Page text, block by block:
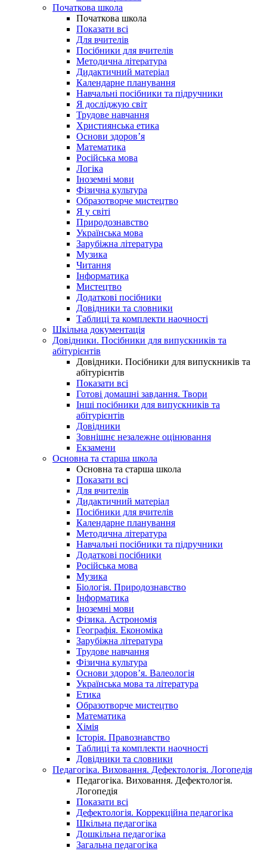
Початкова школа
Початкова школа
Показати всі
Для вчителів
Посібники для вчителів
Методична література
Дидактичний матеріал
Календарне планування
Навчальні посібники та підручники
Я досліджую світ
Трудове навчання
Християнська етика
Основи здоров’я
Математика
Російська мова
Логіка
Іноземні мови
Фізична культура
Образотворче мистецтво
Я у світі
Природознавство
Українська мова
Зарубіжна література
Музика
Читання
Інформатика
Мистецтво
Додаткові посібники
Довідники та словники
Таблиці та комплекти наочності
Шкільна документація
Довідники. Посібники для випускників та
абітурієнтів
Довідники. Посібники для випускників та
абітурієнтів
Показати всі
Готові домашні завдання. Твори
Інші посібники для випускників та
абітурієнтів
Довідники
Зовнішнє незалежне оцінювання
Екзамени
Основна та старша школа
Основна та старша школа
Показати всі
Для вчителів
Дидактичний матеріал
Посібники для вчителів
Календарне планування
Методична література
Навчальні посібники та підручники
Додаткові посібники
Російська мова
Музика
Біологія. Природознавство
Інформатика
Іноземні мови
Фізика. Астрономія
Географія. Економіка
Зарубіжна література
Трудове навчання
Фізична культура
Основи здоров’я. Валеологія
Українська мова та література
Етика
Образотворче мистецтво
Математика
Хімія
Історія. Правознавство
Таблиці та комплекти наочності
Довідники та словники
Педагогіка. Виховання. Дефектологія. Логопедія
Педагогіка. Виховання. Дефектологія.
Логопедія
Показати всі
Дефектологія. Коррекційна педагогіка
Шкільна педагогіка
Дошкільна педагогіка
Загальна педагогіка